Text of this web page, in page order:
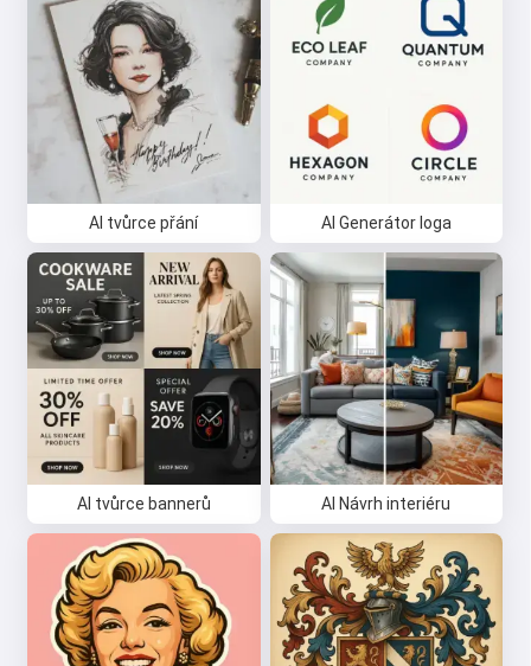
AI tvůrce přání AI Generátor loga
AI tvůrce bannerů AI Návrh interiéru